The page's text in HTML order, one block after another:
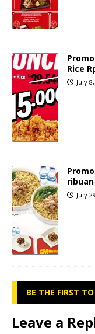
Rice
July
ribuan
July
BE THE FIRST
Leave a